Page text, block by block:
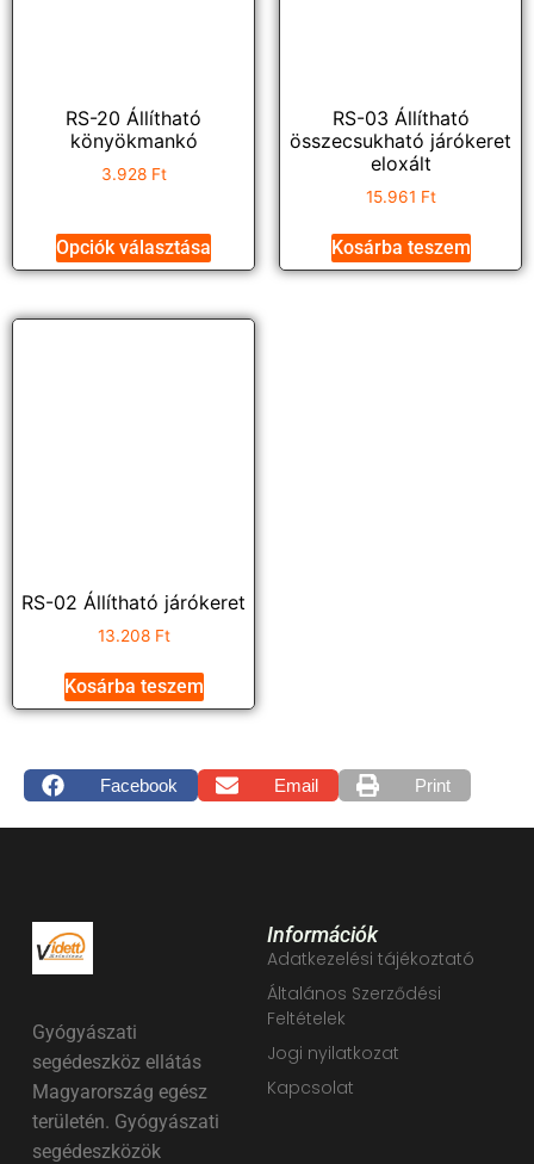
RS-20 Állítható
könyökmankó
3.928 Ft
Opciók választása
RS-03 Állítható
összecsukható járókeret
eloxált
15.961 Ft
Kosárba teszem
RS-02 Állítható járókeret
13.208 Ft
Kosárba teszem
Facebook Email Print
Gyógyászati
segédeszköz ellátás
Magyarország egész
területén. Gyógyászati
segédeszközök
Információk
Adatkezelési tájékoztató
Általános Szerződési
Feltételek
Jogi nyilatkozat
Kapcsolat